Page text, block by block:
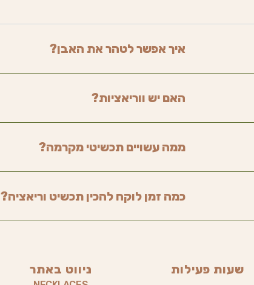
איך אפשר לטהר את האבן?
האם יש ווריאציות?
ממה עשויים תכשיטי מקרמה?
כמה זמן לוקח להכין תכשיט וריאציה?
שעות פעילות ניווט באתר